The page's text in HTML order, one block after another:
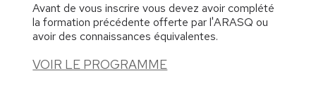
Avant de vous inscrire vous devez avoir complété
la formation précédente offerte par l'ARASQ ou
avoir des connaissances équivalentes.
VOIR LE PROGRAMME